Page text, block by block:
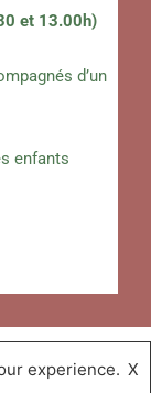
et 13.00h)
d’un
enfants
by
experience. X